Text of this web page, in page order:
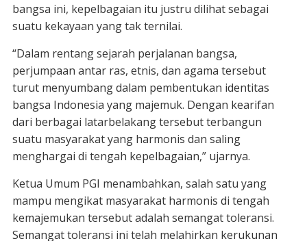
bangsa ini, kepelbagaian itu justru dilihat sebagai
suatu kekayaan yang tak ternilai.
“Dalam rentang sejarah perjalanan bangsa,
perjumpaan antar ras, etnis, dan agama tersebut
turut menyumbang dalam pembentukan identitas
bangsa Indonesia yang majemuk. Dengan kearifan
dari berbagai latarbelakang tersebut terbangun
suatu masyarakat yang harmonis dan saling
menghargai di tengah kepelbagaian,” ujarnya.
Ketua Umum PGI menambahkan, salah satu yang
mampu mengikat masyarakat harmonis di tengah
kemajemukan tersebut adalah semangat toleransi.
Semangat toleransi ini telah melahirkan kerukunan